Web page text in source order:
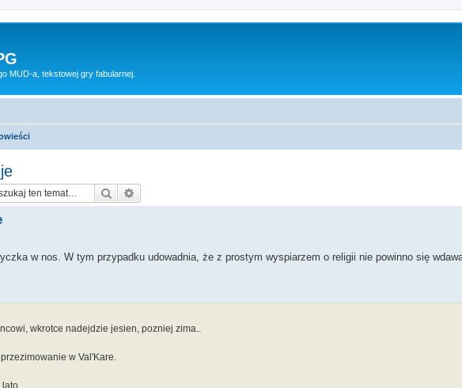
MUD-a, tekstowej gry fabularnej.
Szukaj
w nos. W tym przypadku udowadnia, że z prostym wyspiarzem o religii nie powinno się
wkrotce nadejdzie jesien, pozniej zima..
w Val'Kare.